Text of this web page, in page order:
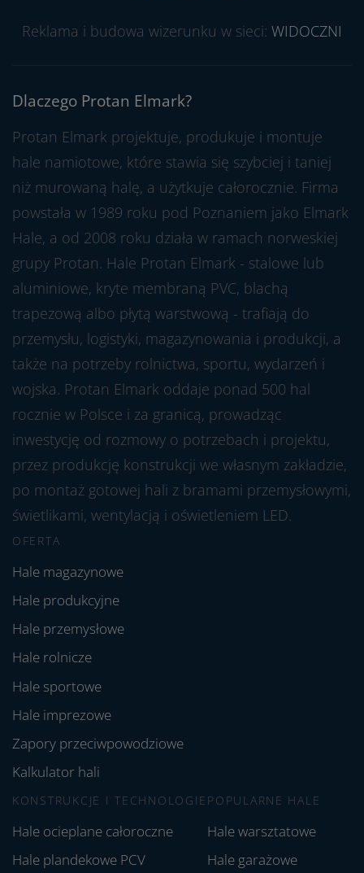
Reklama i budowa wizerunku w sieci: WIDOCZNI
Dlaczego Protan Elmark?
Protan Elmark projektuje, produkuje i montuje
hale namiotowe, które stawia się szybciej i taniej
niż murowaną halę, a użytkuje całorocznie. Firma
powstała w 1989 roku pod Poznaniem jako Elmark
Hale, a od 2008 roku działa w ramach norweskiej
grupy Protan. Hale Protan Elmark - stalowe lub
aluminiowe, kryte membraną PVC, blachą
trapezową albo płytą warstwową - trafiają do
przemysłu, logistyki, magazynowania i produkcji, a
także na potrzeby rolnictwa, sportu, wydarzeń i
wojska. Protan Elmark oddaje ponad 500 hal
rocznie w Polsce i za granicą, prowadząc
inwestycję od rozmowy o potrzebach i projektu,
przez produkcję konstrukcji we własnym zakładzie,
po montaż gotowej hali z bramami przemysłowymi,
świetlikami, wentylacją i oświetleniem LED.
OFERTA
Hale magazynowe
Hale produkcyjne
Hale przemysłowe
Hale rolnicze
Hale sportowe
Hale imprezowe
Zapory przeciwpowodziowe
Kalkulator hali
KONSTRUKCJE I TECHNOLOGIE
Hale ocieplane całoroczne
Hale plandekowe PCV
POPULARNE HALE
Hale warsztatowe
Hale garażowe